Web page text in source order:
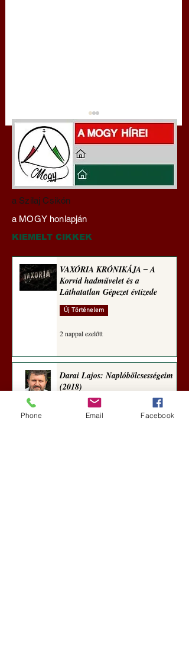
Darai Lajos:
Naplóbölcsességeim
(2023)
a Szilaj Csikón
a MOGY honlapján
KIEMELT CIKKEK
VAXÓRIA KRÓNIKÁJA ‒ A
Korvid hadművelet és a
Láthatatlan Gépezet évtizede
Új Történelem
2 nappal ezelőtt
Darai Lajos: Naplóbölcsességeim
(2018)
Phone Email Facebook